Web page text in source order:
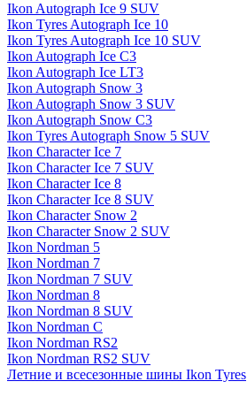
Ikon Autograph Ice 9 SUV
Ikon Tyres Autograph Ice 10
Ikon Tyres Autograph Ice 10 SUV
Ikon Autograph Ice C3
Ikon Autograph Ice LT3
Ikon Autograph Snow 3
Ikon Autograph Snow 3 SUV
Ikon Autograph Snow C3
Ikon Tyres Autograph Snow 5 SUV
Ikon Character Ice 7
Ikon Character Ice 7 SUV
Ikon Character Ice 8
Ikon Character Ice 8 SUV
Ikon Character Snow 2
Ikon Character Snow 2 SUV
Ikon Nordman 5
Ikon Nordman 7
Ikon Nordman 7 SUV
Ikon Nordman 8
Ikon Nordman 8 SUV
Ikon Nordman C
Ikon Nordman RS2
Ikon Nordman RS2 SUV
Летние и всесезонные шины Ikon Tyres